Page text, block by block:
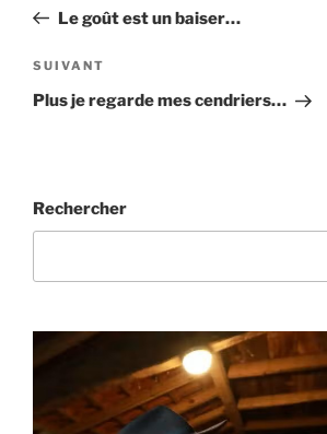
l’article
précédent
Le goût est un baiser…
Article
suivant
SUIVANT
Plus je regarde mes cendriers…
Rechercher